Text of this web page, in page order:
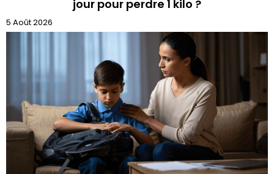
jour pour perdre 1 kilo ?
5 Août 2026